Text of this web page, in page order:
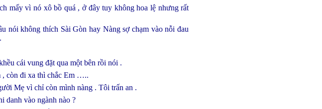
mấy vì nó xô bồ quá , ở đây tuy không hoa lệ nhưng rất
nói không thích Sài Gòn hay Nàng sợ chạm vào nỗi đau
cái vung đặt qua một bên rồi nói .
, còn đi xa thì chắc Em …..
Mẹ vì chỉ còn mình nàng . Tôi trấn an .
danh vào ngành nào ?